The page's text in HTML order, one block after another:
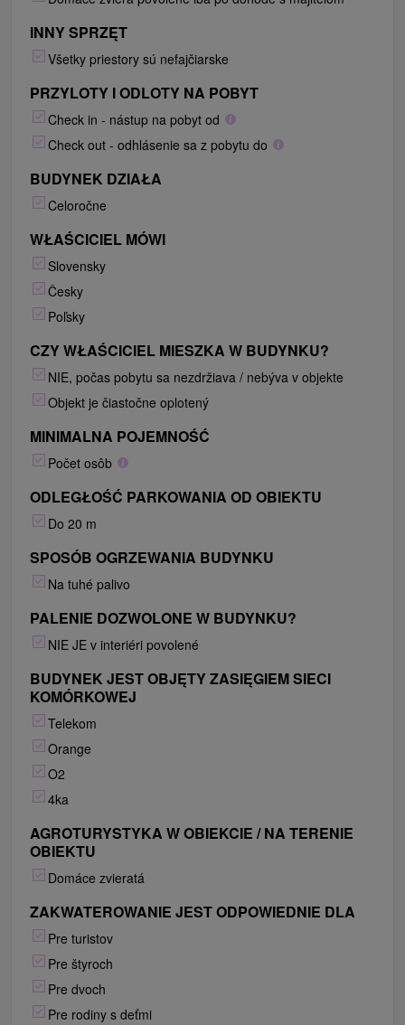
INNY SPRZĘT
Všetky priestory sú nefajčiarske
PRZYLOTY I ODLOTY NA POBYT
Check in - nástup na pobyt od
Check out - odhlásenie sa z pobytu do
BUDYNEK DZIAŁA
Celoročne
WŁAŚCICIEL MÓWI
Slovensky
Česky
Poľsky
CZY WŁAŚCICIEL MIESZKA W BUDYNKU?
NIE, počas pobytu sa nezdržiava / nebýva v objekte
Objekt je čiastočne oplotený
MINIMALNA POJEMNOŚĆ
Počet osôb
ODLEGŁOŚĆ PARKOWANIA OD OBIEKTU
Do 20 m
SPOSÓB OGRZEWANIA BUDYNKU
Na tuhé palivo
PALENIE DOZWOLONE W BUDYNKU?
NIE JE v interiéri povolené
BUDYNEK JEST OBJĘTY ZASIĘGIEM SIECI
KOMÓRKOWEJ
Telekom
Orange
O2
4ka
AGROTURYSTYKA W OBIEKCIE / NA TERENIE
OBIEKTU
Domáce zvieratá
ZAKWATEROWANIE JEST ODPOWIEDNIE DLA
Pre turistov
Pre štyroch
Pre dvoch
Pre rodiny s deťmi